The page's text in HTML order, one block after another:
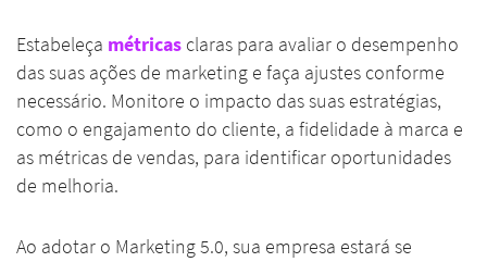
Estabeleça métricas claras para avaliar o desempenho
das suas ações de marketing e faça ajustes conforme
necessário. Monitore o impacto das suas estratégias,
como o engajamento do cliente, a fidelidade à marca e
as métricas de vendas, para identificar oportunidades
de melhoria.
Ao adotar o Marketing 5.0, sua empresa estará se